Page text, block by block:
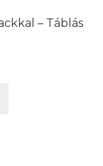
– Táblás